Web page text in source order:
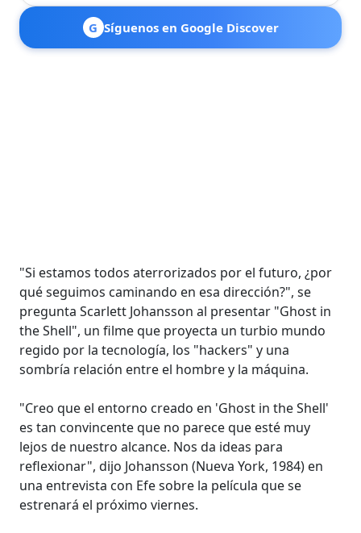
G Síguenos en Google Discover
"Si estamos todos aterrorizados por el futuro, ¿por
qué seguimos caminando en esa dirección?", se
pregunta Scarlett Johansson al presentar "Ghost in
the Shell", un filme que proyecta un turbio mundo
regido por la tecnología, los "hackers" y una
sombría relación entre el hombre y la máquina.
"Creo que el entorno creado en 'Ghost in the Shell'
es tan convincente que no parece que esté muy
lejos de nuestro alcance. Nos da ideas para
reflexionar", dijo Johansson (Nueva York, 1984) en
una entrevista con Efe sobre la película que se
estrenará el próximo viernes.